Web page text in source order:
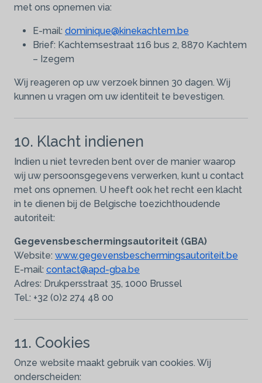
met ons opnemen via:
E-mail: dominique@kinekachtem.be
Brief: Kachtemsestraat 116 bus 2, 8870 Kachtem
– Izegem
Wij reageren op uw verzoek binnen 30 dagen. Wij
kunnen u vragen om uw identiteit te bevestigen.
10. Klacht indienen
Indien u niet tevreden bent over de manier waarop
wij uw persoonsgegevens verwerken, kunt u contact
met ons opnemen. U heeft ook het recht een klacht
in te dienen bij de Belgische toezichthoudende
autoriteit:
Gegevensbeschermingsautoriteit (GBA)
Website: www.gegevensbeschermingsautoriteit.be
E-mail: contact@apd-gba.be
Adres: Drukpersstraat 35, 1000 Brussel
Tel.: +32 (0)2 274 48 00
11. Cookies
Onze website maakt gebruik van cookies. Wij
onderscheiden: